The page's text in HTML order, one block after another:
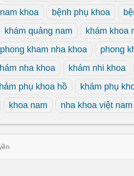
nam khoa bệnh phụ khoa
khám quảng nam
khám khoa
phong kham nha khoa
phong
nha khoa khám nhi khoa
phụ khoa hồ
khám phụ
khoa nam nha khoa việt nam